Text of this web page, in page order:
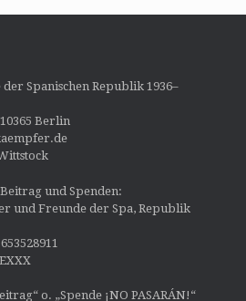
Spanischen Republik 1936–
Berlin
und Spenden:
und Freunde der Spa, Republik
o. „Spende ¡NO PASARÁN!“